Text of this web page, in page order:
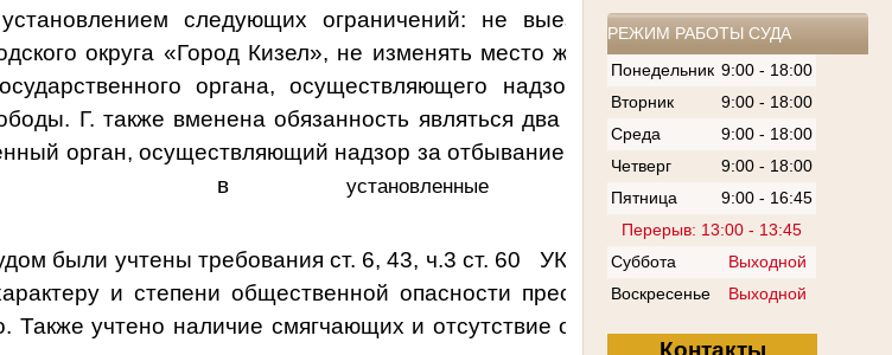
РЕЖИМ РАБОТЫ СУДА
Понедельник 9:00 - 18:00
Вторник
9:00 - 18:00
Среда
9:00 - 18:00
Четверг
9:00 - 18:00
Пятница
9:00 - 16:45
Перерыв: 13:00 - 13:45
Суббота
Выходной
Воскресенье
Выходной
Контакты
следующих ограничений: не выезжать за пределы
округа «Город Кизел», не изменять место жительства или пребывания,
органа, осуществляющего надзор за отбыванием
Г. также вменена обязанность являться два раза в месяц на
орган, осуществляющий надзор за отбыванием осужденным наказания в
вустановленные им дни.
были учтены требования ст. 6, 43, ч.3 ст. 60 УК РФ, что наказание должно
и степени общественной опасности преступления, обстоятельствам
Также учтено наличие смягчающих и отсутствие отягчающих вину